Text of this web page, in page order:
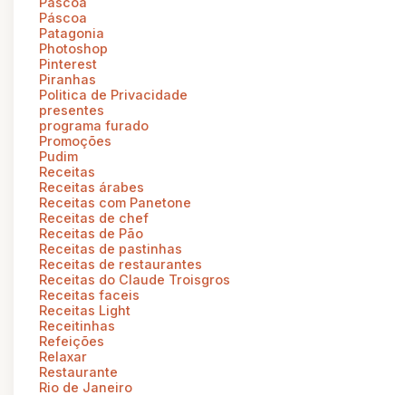
Páscoa
Patagonia
Photoshop
Pinterest
Piranhas
Politica de Privacidade
presentes
programa furado
Promoções
Pudim
Receitas
Receitas árabes
Receitas com Panetone
Receitas de chef
Receitas de Pão
Receitas de pastinhas
Receitas de restaurantes
Receitas do Claude Troisgros
Receitas faceis
Receitas Light
Receitinhas
Refeições
Relaxar
Restaurante
Rio de Janeiro